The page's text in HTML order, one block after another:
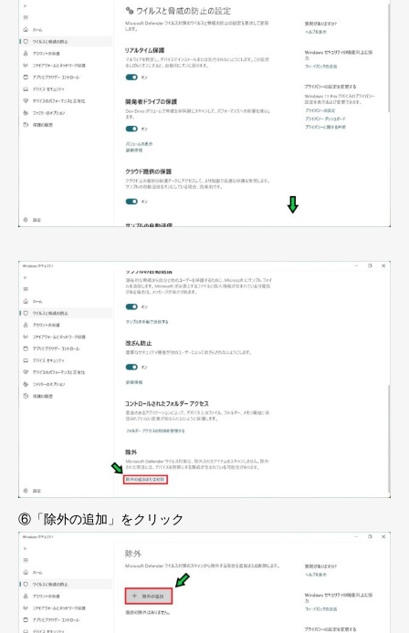
⑥「除外の追加」をクリック